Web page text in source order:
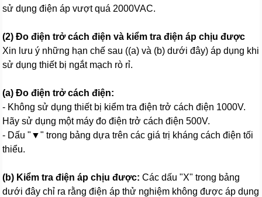
sử dụng điện áp vượt quá 2000VAC.
(2) Đo điện trở cách điện và kiểm tra điện áp chịu được
Xin lưu ý những hạn chế sau ((a) và (b) dưới đây) áp dụng khi
sử dụng thiết bị ngắt mạch rò rỉ.
(a) Đo điện trở cách điện:
- Không sử dụng thiết bị kiểm tra điện trở cách điện 1000V.
Hãy sử dụng một máy đo điện trở cách điện 500V.
- Dấu "▼" trong bảng dựa trên các giá trị kháng cách điện tối
thiểu.
(b) Kiểm tra điện áp chịu được: Các dấu "X" trong bảng
dưới đây chỉ ra rằng điện áp thử nghiệm không được áp dụng